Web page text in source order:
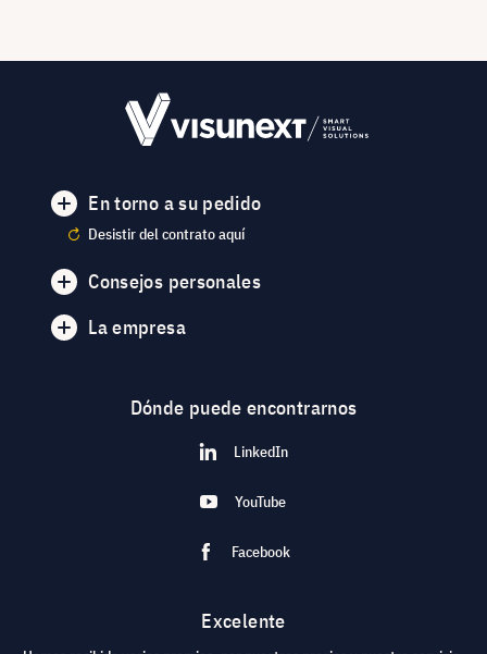
En torno a su pedido
Desistir del contrato aquí
Consejos personales
La empresa
Dónde puede encontrarnos
LinkedIn
YouTube
Facebook
Excelente